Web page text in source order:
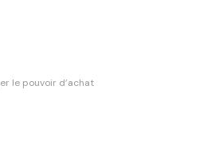
le pouvoir d’achat